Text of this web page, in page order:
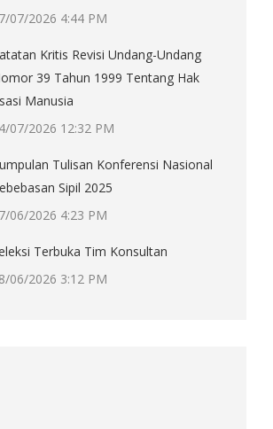
07/2026 4:44 PM
Kritis Revisi Undang-Undang
39 Tahun 1999 Tentang Hak
Manusia
07/2026 12:32 PM
Tulisan Konferensi Nasional
Sipil 2025
06/2026 4:23 PM
Terbuka Tim Konsultan
06/2026 3:12 PM